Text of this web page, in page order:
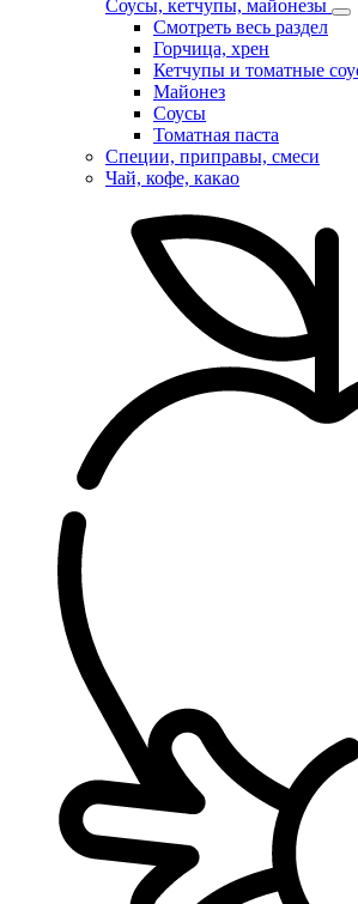
Соусы, кетчупы, майонезы
Смотреть весь раздел
Горчица, хрен
Кетчупы и томатные
Майонез
Соусы
Томатная паста
Специи, приправы, смеси
Чай, кофе, какао